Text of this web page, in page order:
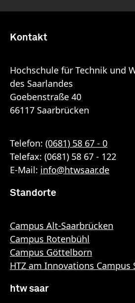
Kontakt
Hochschule für Technik und
des Saarlandes
Goebenstraße 40
66117 Saarbrücken
Telefon: (0681) 58 67 - 0
Telefax: (0681) 58 67 - 122
E-Mail: info@htwsaar.de
Standorte
Campus Alt-Saarbrücken
Campus Rotenbühl
Campus Göttelborn
HTZ am Innovations Campus
htw saar